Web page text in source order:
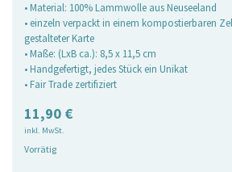
• Material: 100% Lammwolle aus Neuseeland
• einzeln verpackt in einem kompostierbaren
gestalteter Karte
• Maße: (LxB ca.): 8,5 x 11,5 cm
• Handgefertigt, jedes Stück ein Unikat
• Fair Trade zertifiziert
11,90 €
inkl. MwSt.
Vorrätig